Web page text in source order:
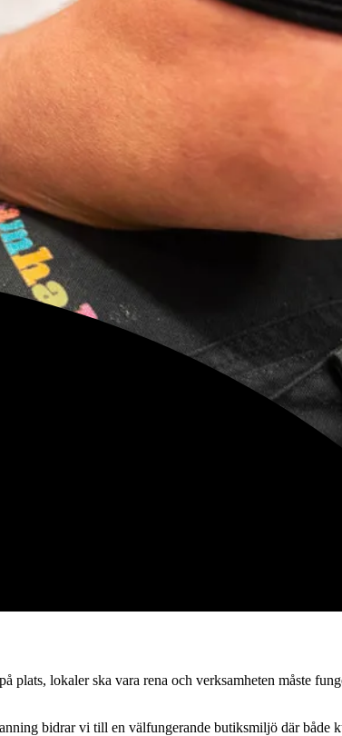
plats, lokaler ska vara rena och verksamheten måste
bidrar vi till en välfungerande butiksmiljö där både